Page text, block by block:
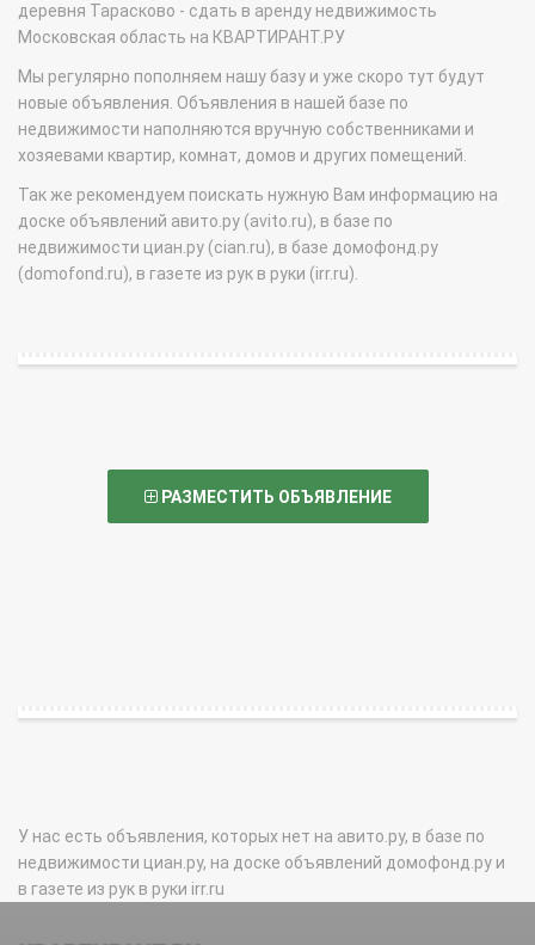
деревня Тарасково - сдать в аренду недвижимость
Московская область на КВАРТИРАНТ.РУ
Мы регулярно пополняем нашу базу и уже скоро тут будут
новые объявления. Объявления в нашей базе по
недвижимости наполняются вручную собственниками и
хозяевами квартир, комнат, домов и других помещений.
Так же рекомендуем поискать нужную Вам информацию на
доске объявлений авито.ру (avito.ru), в базе по
недвижимости циан.ру (cian.ru), в базе домофонд.ру
(domofond.ru), в газете из рук в руки (irr.ru).
РАЗМЕСТИТЬ ОБЪЯВЛЕНИЕ
У нас есть объявления, которых нет на авито.ру, в базе по
недвижимости циан.ру, на доске объявлений домофонд.ру и
в газете из рук в руки irr.ru